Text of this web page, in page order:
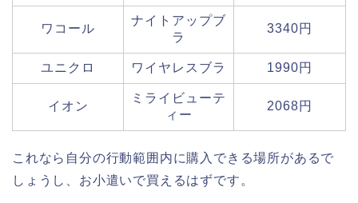
ワコール
ナイトアップブ
ラ
3340円
ユニクロ ワイヤレスブラ 1990円
イオン
ミライビューテ
ィー
2068円
これなら自分の行動範囲内に購入できる場所があるで
しょうし、お小遣いで買えるはずです。